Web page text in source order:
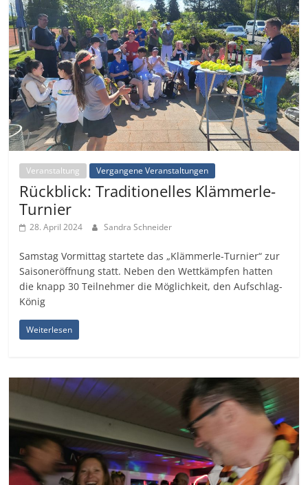
Veranstaltung Vergangene Veranstaltungen
Rückblick: Traditionelles Klämmerle-
Turnier
28. April 2024 Sandra Schneider
Samstag Vormittag startete das „Klämmerle-Turnier“ zur
Saisoneröffnung statt. Neben den Wettkämpfen hatten
die knapp 30 Teilnehmer die Möglichkeit, den Aufschlag-
König
Weiterlesen